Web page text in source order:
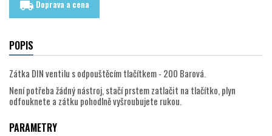
local_shipping Doprava a cena
POPIS
Zátka DIN ventilu s odpouštěcím tlačítkem - 200 Barová.
Není potřeba žádný nástroj, stačí prstem zatlačit na tlačítko, plyn
odfouknete a zátku pohodlně vyšroubujete rukou.
PARAMETRY